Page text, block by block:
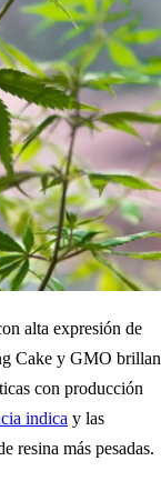
alta expresión de
Cake y GMO brillan
con producción
indica y las
resina más pesadas.